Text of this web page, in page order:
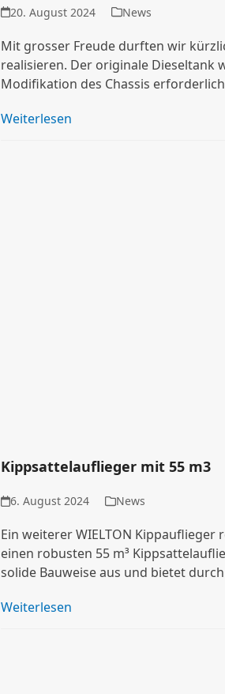
20. August 2024 News
Mit grosser Freude durften wir
realisieren. Der originale Dieseltank
Modifikation des Chassis
Weiterlesen
Kippsattelauflieger mit 55 m3
6. August 2024 News
Ein weiterer WIELTON
einen robusten 55 m³
solide Bauweise aus und bietet
Weiterlesen